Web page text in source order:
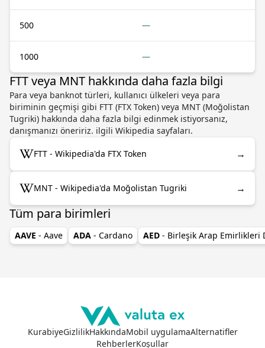
500 —
1000 —
FTT veya MNT hakkında daha fazla bilgi
Para veya banknot türleri, kullanıcı ülkeleri veya para
biriminin geçmişi gibi FTT (FTX Token) veya MNT (Moğolistan
Tugriki) hakkında daha fazla bilgi edinmek istiyorsanız,
danışmanızı öneririz. ilgili Wikipedia sayfaları.
FTT - Wikipedia'da FTX Token →
MNT - Wikipedia'da Moğolistan Tugriki →
Tüm para birimleri
AAVE - Aave ADA - Cardano AED - Birleşik Arap Emirlikleri
KurabiyeGizlilikHakkındaMobil uygulamaAlternatifler
RehberlerKoşullar